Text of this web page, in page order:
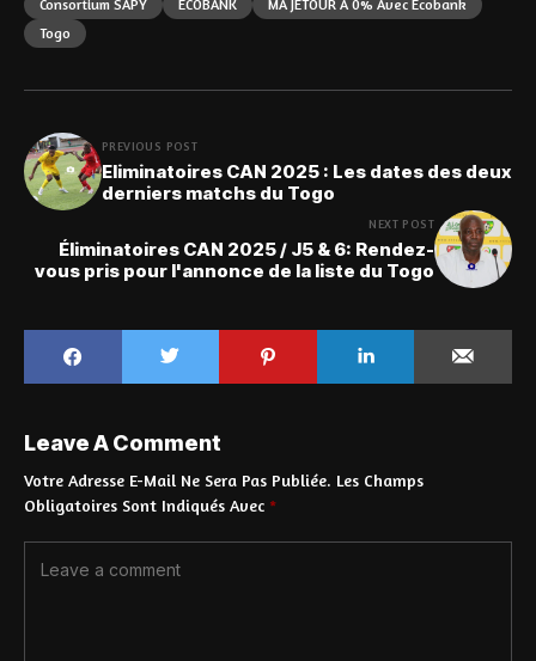
Consortium SAPY ECOBANK
MA JETOUR À 0% Avec Ecobank
Togo
PREVIOUS POST
Eliminatoires CAN 2025 : Les dates des deux
derniers matchs du Togo
NEXT POST
Éliminatoires CAN 2025 / J5 & 6: Rendez-
vous pris pour l'annonce de la liste du Togo
Leave A Comment
Votre Adresse E-Mail Ne Sera Pas Publiée. Les Champs
Obligatoires Sont Indiqués Avec *